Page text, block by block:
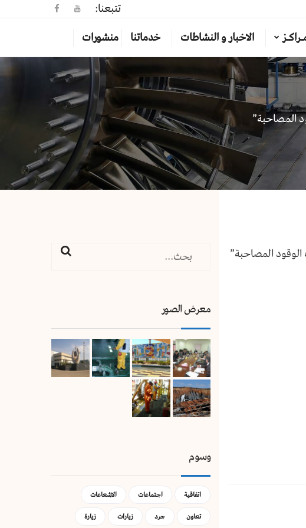
تتبعنا:
الاخبار و النشاطات خدماتنا منشورات
المصاحبة”
ودورات الوقود المصاحبة”
معرض الصور
وسوم
اتفاقية اجتماعات
الاشعاعات
تعاون
جرد زيارات زيارة